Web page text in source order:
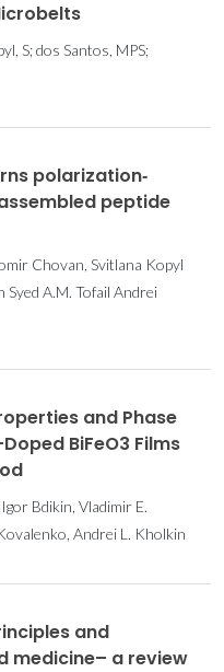
S; dos Santos, MPS;
polarization‐
peptide
Chovan, Svitlana Kopyl
A.M. Tofail Andrei
and Phase
BiFeO3 Films
Bdikin, Vladimir E.
Andrei L. Kholkin
and
medicine– a review